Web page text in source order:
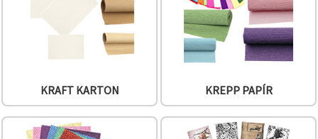
megfelelő
forgalmat,
KRAFT KARTON KREPP PAPÍR